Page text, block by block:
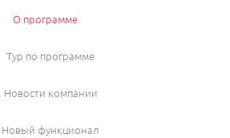
О программе
Тур по программе
Новости компании
Новый функционал